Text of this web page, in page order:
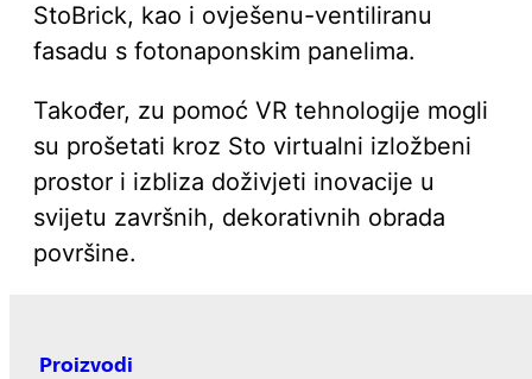
StoBrick, kao i ovješenu-ventiliranu
fasadu s fotonaponskim panelima.
Također, zu pomoć VR tehnologije mogli
su prošetati kroz Sto virtualni izložbeni
prostor i izbliza doživjeti inovacije u
svijetu završnih, dekorativnih obrada
površine.
Proizvodi